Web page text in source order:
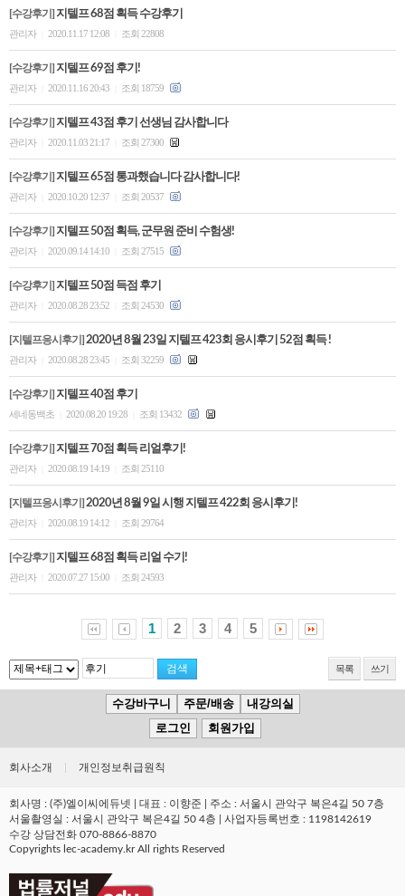
[수강후기] 지텔프 68점 획득 수강후기
관리자 2020.11.17 12:08 조회 22808
[수강후기] 지텔프 69점 후기!
관리자 2020.11.16 20:43 조회 18759
[수강후기] 지텔프 43점 후기 선생님 감사합니다
관리자 2020.11.03 21:17 조회 27300
[수강후기] 지텔프 65점 통과했습니다 감사합니다!
관리자 2020.10.20 12:37 조회 20537
[수강후기] 지텔프 50점 획득, 군무원 준비 수험생!
관리자 2020.09.14 14:10 조회 27515
[수강후기] 지텔프 50점 득점 후기
관리자 2020.08.28 23:52 조회 24530
[지텔프응시후기] 2020년 8월 23일 지텔프 423회 응시후기 52점 획득 !
관리자 2020.08.28 23:45 조회 32259
[수강후기] 지텔프 40점 후기
세네동백초 2020.08.20 19:28 조회 13432
[수강후기] 지텔프 70점 획득 리얼후기!
관리자 2020.08.19 14:19 조회 25110
[지텔프응시후기] 2020년 8월 9일 시행 지텔프 422회 응시후기!
관리자 2020.08.19 14:12 조회 29764
[수강후기] 지텔프 68점 획득 리얼 수기!
관리자 2020.07.27 15:00 조회 24593
1 2 3 4 5
목록 쓰기
수강바구니 주문/배송
내강의실
로그인
회원가입
회사소개 개인정보취급원칙
회사명 : (주)엘이씨에듀넷 | 대표 : 이향준 | 주소 : 서울시 관악구 복은4길 50 7층
서울촬영실 : 서울시 관악구 복은4길 50 4층 | 사업자등록번호 : 1198142619
수강 상담전화 070-8866-8870
Copyrights lec-academy.kr All rights Reserved